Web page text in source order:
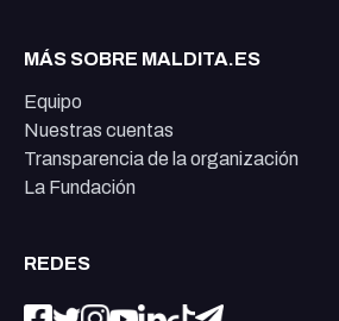
MÁS SOBRE MALDITA.ES
Equipo
Nuestras cuentas
Transparencia de la organización
La Fundación
REDES